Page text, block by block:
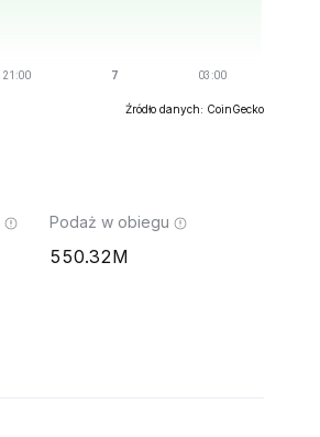
Źródło danych: CoinGecko
Podaż w obiegu
550.32M